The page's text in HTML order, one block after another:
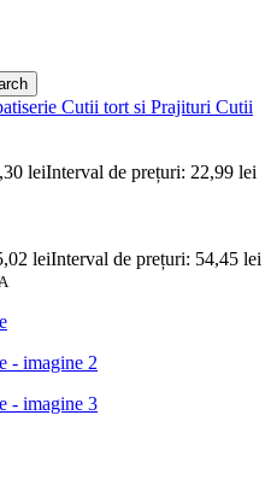
Cutii tort si Prajituri Cutii
leiInterval de prețuri: 22,99 lei
leiInterval de prețuri: 54,45 lei